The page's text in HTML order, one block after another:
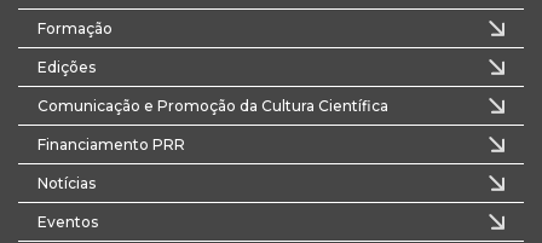
Formação
Edições
Comunicação e Promoção da Cultura Científica
Financiamento PRR
Notícias
Eventos